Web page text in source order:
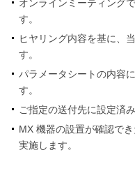
オンラインミーティング
す。
ヒヤリング内容を基に、
す。
パラメータシートの内容
す。
ご指定の送付先に設定済
MX 機器の設置が確認で
実施します。